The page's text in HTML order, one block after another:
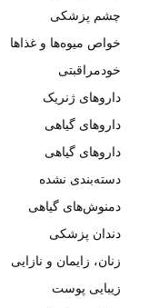
چشم پزشکی
خواص میوه‌ها و غذاها
خودمراقبتی
داروهای ژنریک
داروهای گیاهی
داروهای گیاهی
دسته‌بندی نشده
دمنوش‌های گیاهی
دندان پزشکی
زنان، زایمان و نازایی
زیبایی پوست